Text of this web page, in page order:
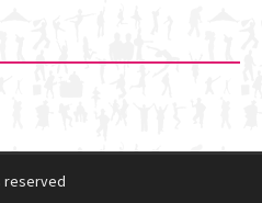
reserved